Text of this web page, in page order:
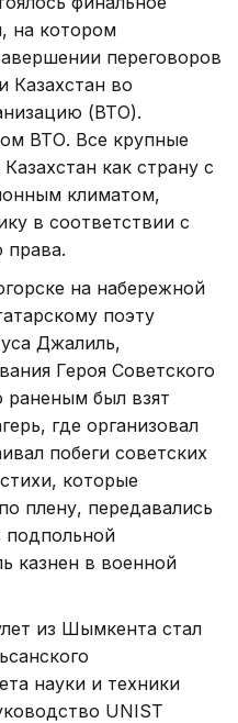
на котором
переговоров
Казахстан во
(ВТО).
ВТО. Все крупные
как страну с
климатом,
в соответствии с
на набережной
поэту
Джалиль,
Героя Советского
раненым был взят
где организовал
побеги советских
которые
плену, передавались
подпольной
казнен в военной
из Шымкента стал
науки и техники
UNIST